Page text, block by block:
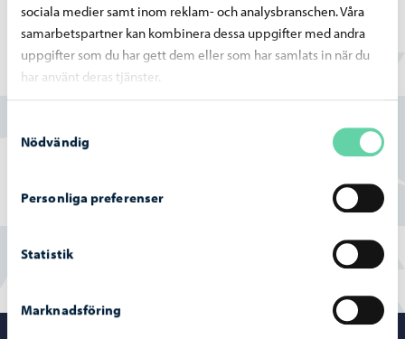
sociala medier samt inom reklam- och analysbranschen. Våra
samarbetspartner kan kombinera dessa uppgifter med andra
uppgifter som du har gett dem eller som har samlats in när du
har använt deras tjänster.
Nödvändig
Personliga preferenser
Statistik
Marknadsföring
Hittade du vad du sökte?